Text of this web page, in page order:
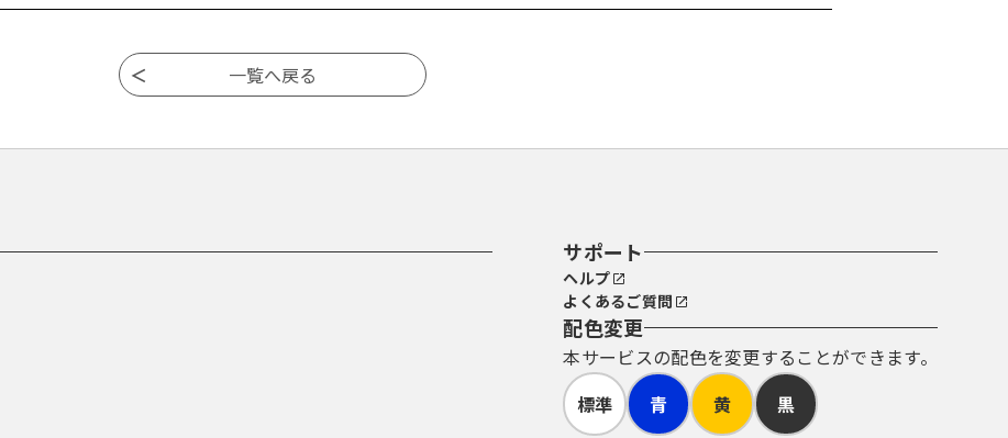
サポート
ヘルプ
よくあるご質問
配色変更
本サービスの配色を変更することができます。
標準
青 黄 黒